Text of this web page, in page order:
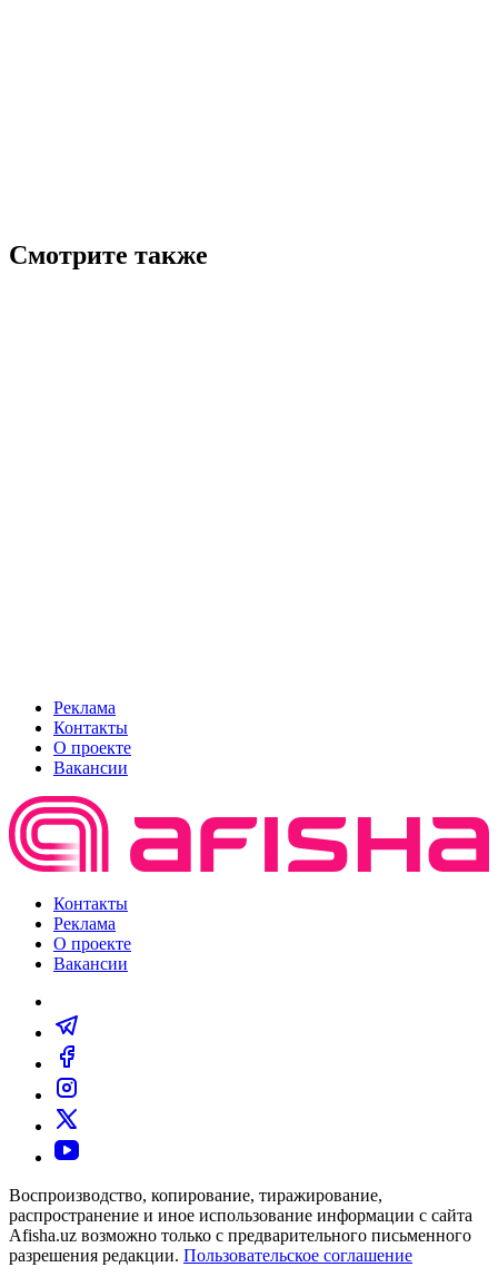
Смотрите также
Реклама
Контакты
О проекте
Вакансии
Контакты
Реклама
О проекте
Вакансии
Воспроизводство, копирование, тиражирование,
распространение и иное использование информации с сайта
Afisha.uz возможно только с предварительного письменного
разрешения редакции. Пользовательское соглашение